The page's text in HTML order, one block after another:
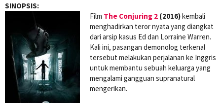
SINOPSIS:
Film The Conjuring 2 (2016)kembali
menghadirkan teror nyata yang diangkat
dari arsip kasus Ed dan Lorraine Warren.
Kali ini, pasangan demonolog terkenal
tersebut melakukan perjalanan ke Inggris
untuk membantu sebuah keluarga yang
mengalami gangguan supranatural
mengerikan.